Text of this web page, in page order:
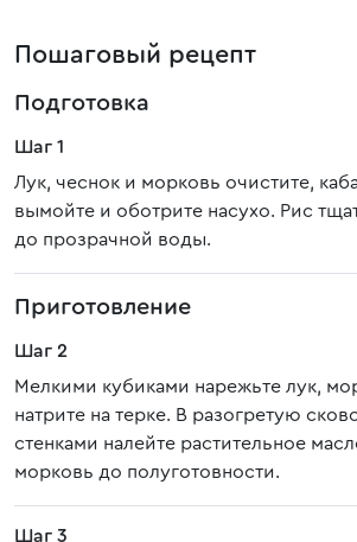
Пошаговый рецепт
Подготовка
Шаг 1
Лук, чеснок и морковь очистите,
вымойте и оботрите насухо. Рис
до прозрачной воды.
Приготовление
Шаг 2
Мелкими кубиками нарежьте лук,
натрите на терке. В разогретую
стенками налейте растительное
морковь до полуготовности.
Шаг 3